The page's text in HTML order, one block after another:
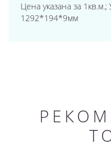
Цена указана за
1292*194*9мм